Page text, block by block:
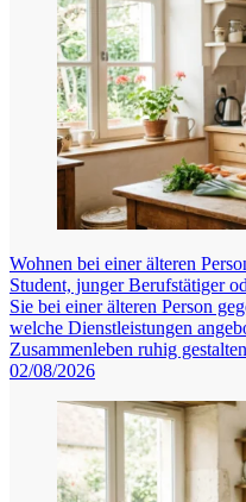
Wohnen bei einer älteren
Student, junger Berufstätiger
Sie bei einer älteren Person
welche Dienstleistungen
Zusammenleben ruhig
02/08/2026